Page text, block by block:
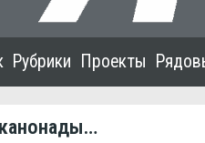
Рубрики Проекты